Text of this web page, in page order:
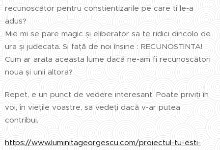
recunoscător pentru constientizarile pe care ti le-a
adus?
Mie mi se pare magic și eliberator sa te ridici dincolo de
ura și judecata. Si față de noi înșine : RECUNOSTINTA!
Cum ar arata aceasta lume dacă ne-am fi recunoscători
noua și unii altora?
Repet, e un punct de vedere interesant. Poate priviți în
voi, în viețile voastre, sa vedeți dacă v-ar putea
contribui.
https://www.luminitageorgescu.com/proiectul-tu-esti-